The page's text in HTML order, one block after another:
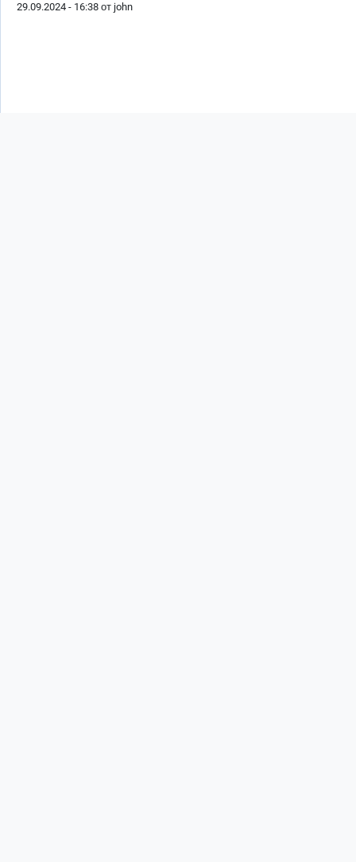
29.09.2024 - 16:38 от john